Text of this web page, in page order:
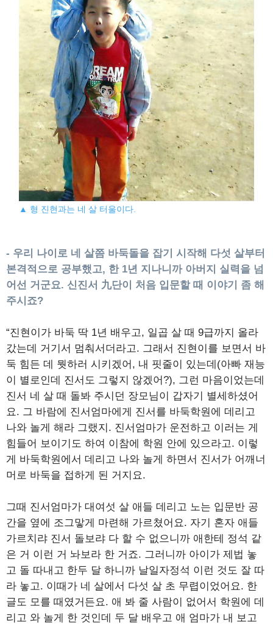
▲ 형 진현과는 네 살 터울이다.
- 우리 나이로 네 살쯤 바둑돌을 잡기 시작해 다섯 살부터
본격적으로 공부했고, 한 1년 지나니까 아버지 실력을 넘
어선 거군요. 신진서 九단이 처음 입문할 때 이야기 좀 해
주시죠?
“진현이가 바둑 딱 1년 배우고, 일곱 살 때 9급까지 올라
갔는데 거기서 멈춰서더라고. 그래서 진현이를 보면서 바
둑 힘든 데 뭣하러 시키겠어, 내 핏줄이 있는데(아빠 재능
이 별로인데 진서도 그렇지 않겠어?), 그런 마음이었는데
진서 네 살 때 돌봐 주시던 장모님이 갑자기 별세하셨어
요. 그 바람에 진서엄마에게 진서를 바둑학원에 데리고
나와 놀게 해라 그랬지. 진서엄마가 운전하고 이러는 게
힘들어 보이기도 하여 이참에 학원 안에 있으라고. 이렇
게 바둑학원에서 데리고 나와 놀게 하면서 진서가 어깨너
머로 바둑을 접하게 된 거지요.
그때 진서엄마가 대여섯 살 애들 데리고 노는 입문반 공
간을 옆에 조그맣게 마련해 가르쳤어요. 자기 혼자 애들
가르치랴 진서 돌보랴 다 할 수 없으니까 애한테 정석 같
은 거 이런 거 놔보라 한 거죠. 그러니까 아이가 제법 놓
고 돌 따내고 한두 달 하니까 날일자정석 이런 것도 잘 따
라 놓고. 이때가 네 살에서 다섯 살 초 무렵이었어요. 한
글도 모를 때였거든요. 애 봐 줄 사람이 없어서 학원에 데
리고 와 놀게 한 것인데 두 달 배우고 애 엄마가 내 보고